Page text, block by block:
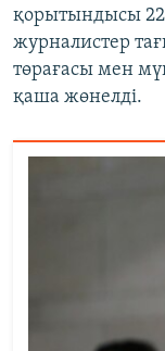
қорытындысы
журналистер
төрағасы мен
қаша жөнелді.